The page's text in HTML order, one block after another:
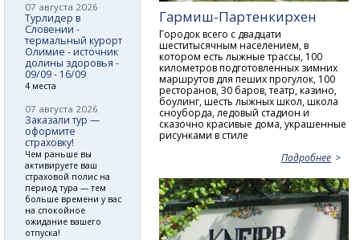
Гармиш-Партенкирхен
Городок всего с двадцати
шеститысячным населением, в
котором есть лыжные трассы, 100
километров подготовленных зимних
маршрутов для пеших прогулок, 100
ресторанов, 30 баров, театр, казино,
боулинг, шесть лыжных школ, школа
сноуборда, ледовый стадион и
сказочно красивые дома, украшенные
рисунками в стиле
Подробнее
07 августа 2026
Турлидер в
Словении -
термальный курорт
Олимие - источник
долины здоровья -
09/09 - 16/09
4 места
07 августа 2026
Заказали тур —
оформите
страховку!
Чем раньше вы
активируете ваш
страховой полис на
период тура — тем
больше времени у вас
на спокойное
ожидание вашего
отпуска!